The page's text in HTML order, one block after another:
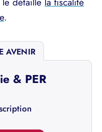
.
AVENIR
& PER